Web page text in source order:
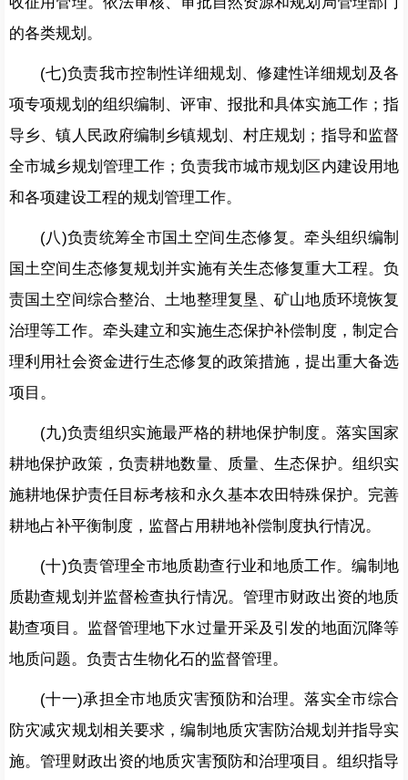
的各类规划。
(七)负责我市控制性详细规划、修建性详细规划及各
项专项规划的组织编制、评审、报批和具体实施工作；指
导乡、镇人民政府编制乡镇规划、村庄规划；指导和监督
全市城乡规划管理工作；负责我市城市规划区内建设用地
和各项建设工程的规划管理工作。
(八)负责统筹全市国土空间生态修复。牵头组织编制
国土空间生态修复规划并实施有关生态修复重大工程。负
责国土空间综合整治、土地整理复垦、矿山地质环境恢复
治理等工作。牵头建立和实施生态保护补偿制度，制定合
理利用社会资金进行生态修复的政策措施，提出重大备选
项目。
(九)负责组织实施最严格的耕地保护制度。落实国家
耕地保护政策，负责耕地数量、质量、生态保护。组织实
施耕地保护责任目标考核和永久基本农田特殊保护。完善
耕地占补平衡制度，监督占用耕地补偿制度执行情况。
(十)负责管理全市地质勘查行业和地质工作。编制地
质勘查规划并监督检查执行情况。管理市财政出资的地质
勘查项目。监督管理地下水过量开采及引发的地面沉降等
地质问题。负责古生物化石的监督管理。
(十一)承担全市地质灾害预防和治理。落实全市综合
防灾减灾规划相关要求，编制地质灾害防治规划并指导实
施。管理财政出资的地质灾害预防和治理项目。组织指导